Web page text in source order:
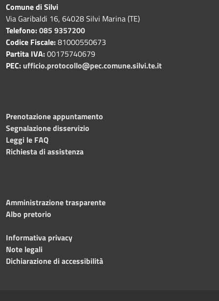
Comune di Silvi
Via Garibaldi 16, 64028 Silvi Marina (TE)
Telefono:085 9357200
Codice Fiscale:81000550673
Partita IVA:00175740679
PEC: ufficio.protocollo@pec.comune.silvi.te.it
Prenotazione appuntamento
Segnalazione disservizio
Leggi le FAQ
Richiesta di assistenza
Amministrazione trasparente
Albo pretorio
Informativa privacy
Note legali
Dichiarazione di accessibilità